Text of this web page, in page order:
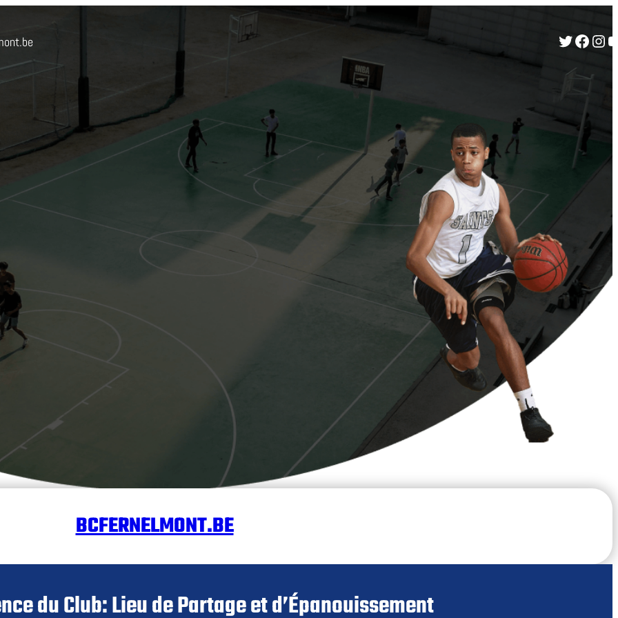
Twitter Facebook Instagram YouTube
BCFERNELMONT.BE
du Club: Lieu de Partage et d’Épanouissement